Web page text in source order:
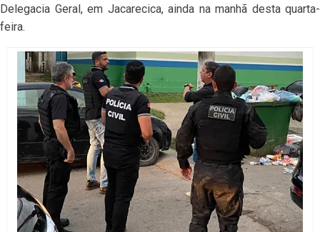
Delegacia Geral, em Jacarecica, ainda na manhã desta quarta-
feira.